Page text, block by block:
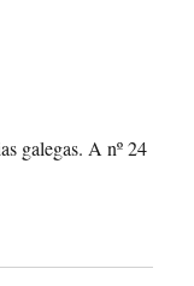
galegas. A nº 24